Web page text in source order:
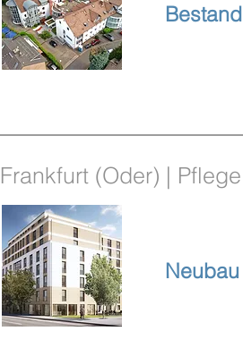
Bestand
Frankfurt (Oder) | Pflege
Neubau